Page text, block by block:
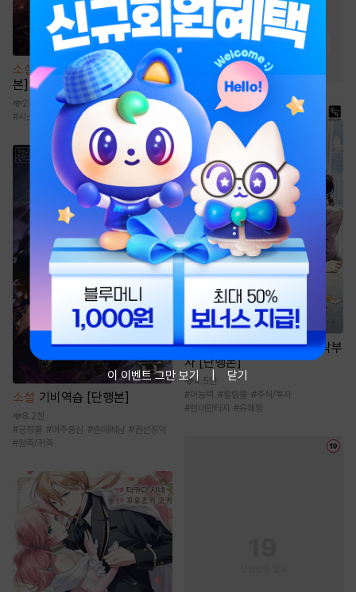
소설 포식으로 최강 헌터 [단행
본]
2만
#시스템 현대판타지
소설 기비역습 [단행본]
8.2천
#궁정물 #여주중심 #츤데레남 #권선징악
#왕족/귀족
#왕족/귀족 #능력녀
#재벌남 # 고수위
직진남 #몸정>맘정
소설 아내가 준 용돈으로 벼락부
자 [단행본]
4.5만
#이능력 #힐링물 #주식/투자
#현대판타지 #유쾌함
이 이벤트 그만 보기 닫기